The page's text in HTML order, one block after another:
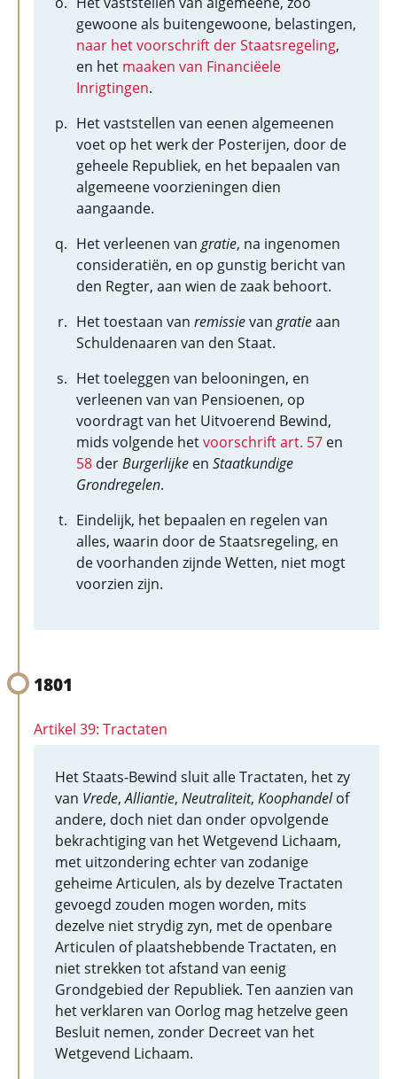
gewoone als buitengewoone, belastingen,
naar het voorschrift der Staatsregeling,
en het maaken van Financiëele
Inrigtingen.
Het vaststellen van eenen algemeenen
voet op het werk der Posterijen, door de
geheele Republiek, en het bepaalen van
algemeene voorzieningen dien
aangaande.
Het verleenen van gratie, na ingenomen
consideratiën, en op gunstig bericht van
den Regter, aan wien de zaak behoort.
Het toestaan van remissievan gratieaan
Schuldenaaren van den Staat.
Het toeleggen van belooningen, en
verleenen van van Pensioenen, op
voordragt van het Uitvoerend Bewind,
mids volgende hetvoorschrift art. 57 en
58 derBurgerlijke en Staatkundige
Grondregelen.
Eindelijk, het bepaalen en regelen van
alles, waarin door de Staatsregeling, en
de voorhanden zijnde Wetten, niet mogt
voorzien zijn.
1801
Artikel 39: Tractaten
Het Staats-Bewind sluit alle Tractaten, het zy
van Vrede,Alliantie, Neutraliteit, Koophandelof
andere, doch niet dan onder opvolgende
bekrachtiging van het Wetgevend Lichaam,
met uitzondering echter van zodanige
geheime Articulen, als by dezelve Tractaten
gevoegd zouden mogen worden, mits
dezelve niet strydig zyn, met de openbare
Articulen of plaatshebbende Tractaten, en
niet strekken tot afstand van eenig
Grondgebied der Republiek. Ten aanzien van
het verklaren van Oorlog mag hetzelve geen
Besluit nemen, zonder Decreet van het
Wetgevend Lichaam.